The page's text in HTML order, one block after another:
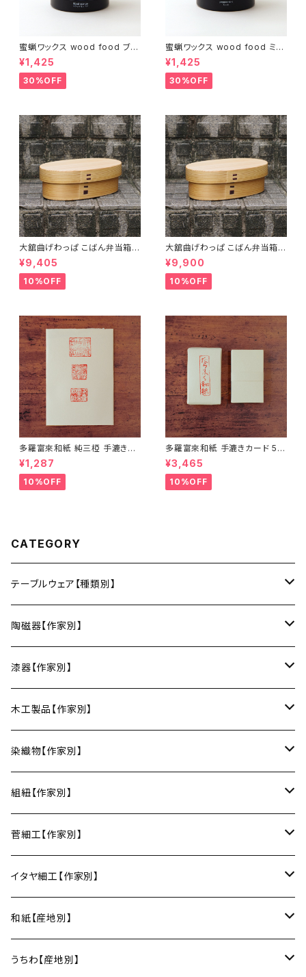
蜜蝋ワックス wood food ブラ
ッドオレンジ【DIY】【木工】【ギフ
ト プレゼント】【父の日 お誕生
日】
¥1,425
30%OFF
蜜蝋ワックス wood food ミン
ト【DIY】【木工】【ギフト プレゼン
ト】【父の日 お誕生日】
¥1,425
30%OFF
大舘曲げわっぱ こばん弁当箱
（小） りょうび庵 秋田県大舘市
【伝統的工芸品】【民藝品】【ギフ
ト プレゼント】【父の日 お誕生
日】
¥9,405
10%OFF
大舘曲げわっぱ こばん弁当箱
（中） りょうび庵 秋田県大舘市
【伝統的工芸品】【民藝品】【ギフ
ト プレゼント】【父の日 お誕生
日】
¥9,900
10%OFF
多羅富來和紙 純三椏 手漉き便
箋 10枚入り【伊予和紙】【愛媛県
四国中央市】【伝統工芸品】【民
藝品】【ギフト プレゼント】【父の
日 お誕生日】
¥1,287
10%OFF
多羅富來和紙 手漉きカード 50
枚入り【伊予和紙】【愛媛県四国
中央市】【伝統工芸品】【民藝品】
【ギフト プレゼント】【父の日 お
誕生日】
¥3,465
10%OFF
CATEGORY
テーブルウェア【種類別】
お皿
豆皿
丸皿
小鉢・中鉢・大鉢
小鉢
中鉢
ご飯茶碗
お椀・ボウル
お椀
丼
湯呑・カップ
マグカップ
フリーカップ
酒器
ぐい呑み・盃
徳利
蓋物・キャニスター
そば猪口
箸・カトラリー
陶磁器【作家別】
小春花窯（瀬戸焼／愛知）
HORITSUKE（瀬戸焼／愛知）
馬の目皿
AND C（瀬戸焼／愛知）
Trace Face（瀬戸焼／愛知）
m.m.d.（瀬戸焼／愛知）
LUC DE BOECK（京都）
小山研一（京都）
中村譲司（京都）
漆器【作家別】
中田漆木（香川）
庵治漆 -AJIURUSHI
讃岐石地塗
erakko（京都）
suosikki（京都）
うるしおいしおはし
木工製品【作家別】
りょうび庵（曲げわっぱ／秋田）
erakko（木と漆／京都）
甲斐のぶお工房（竹のカトラリー／大分）
染織物【作家別】
藤本つむぎ工房（上田紬／長野）
巾着袋
ブックカバー
清原遥（テキスタイル／滋賀）
KOMOREBI
朝焼け
藍染屋ほうね（藍染／静岡）
京都のれん（風呂敷／京都）
小風呂敷（約50cm角）
Sugee textile（国産手ぬぐい）
組紐【作家別】
昇苑くみひも（京都）
リング
ブレスレット
菅細工【作家別】
深江菅細工（大阪）
イタヤ細工【作家別】
角館イタヤ工芸（秋田）
民芸イタヤ工房（秋田）
和紙【産地別】
出雲民藝紙（島根）
うちわ【産地別】